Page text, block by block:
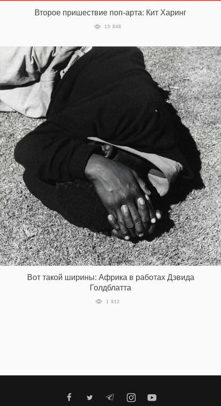
Второе пришествие поп-арта: Кит Харинг
15 848
Вот такой ширины: Африка в работах Дэвида
Голдблатта
1 912